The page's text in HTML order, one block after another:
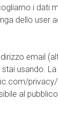
i dati
dello user
email
usando.
al